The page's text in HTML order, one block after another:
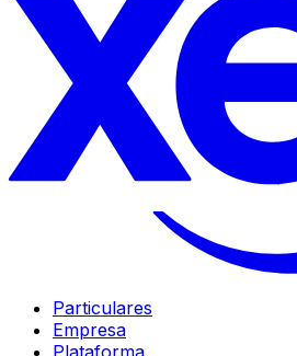
Particulares
Empresa